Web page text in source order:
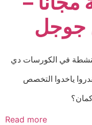
جوجل
في الكورسات دي
ياخدوا التخصص
Read more